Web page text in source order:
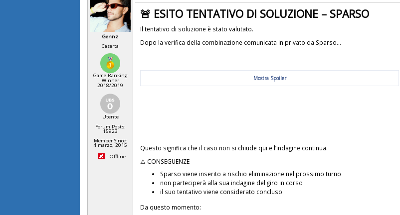
Gennz
Caserta
Game Ranking
Winner
2018/2019
Utente
Forum Posts:
15923
Member Since:
4 marzo, 2015
Offline
🚨 ESITO TENTATIVO DI SOLUZIONE – SPARSO
Il tentativo di soluzione è stato valutato.
Dopo la verifica della combinazione comunicata in privato da Sparso…
Mostra Spoiler
Questo significa che il caso non si chiude qui e l’indagine continua.
⚠️ CONSEGUENZE
Sparso viene inserito a rischio eliminazione nel prossimo turno
non parteciperà alla sua indagine del giro in corso
il suo tentativo viene considerato concluso
Da questo momento: